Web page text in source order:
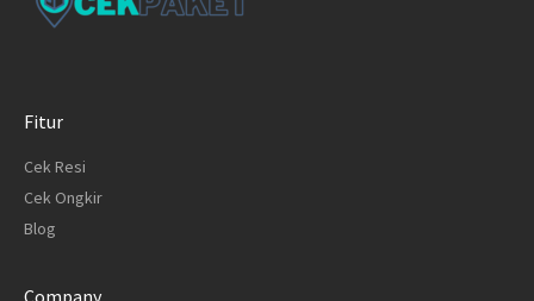
Fitur
Cek Resi
Cek Ongkir
Blog
Company